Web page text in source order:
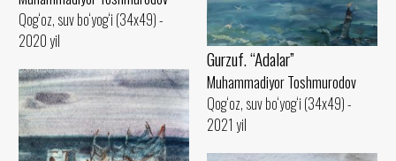
Qog‘oz, suv bo‘yog‘i (34x49) -
2020 yil
Gurzuf. “Adalar”
Muhammadiyor Toshmurodov
Qog‘oz, suv bo‘yog‘i (34x49) -
2021 yil